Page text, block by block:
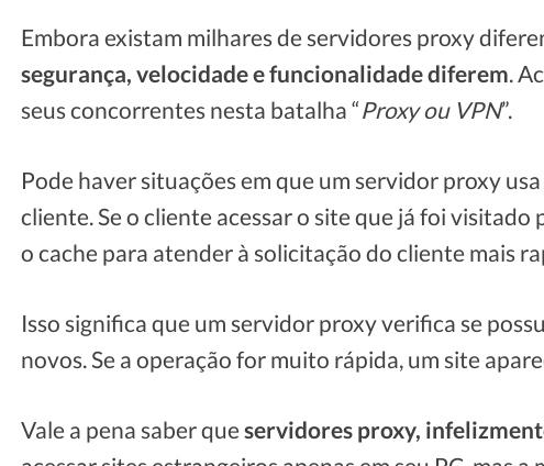
Embora existam milhares de servidores proxy
segurança, velocidade e funcionalidade diferem.
seus concorrentes nesta batalha “Proxy ou VPN”.
Pode haver situações em que um servidor proxy usa
cliente. Se o cliente acessar o site que já foi
o cache para atender à solicitação do cliente mais
Isso significa que um servidor proxy verifica se
novos. Se a operação for muito rápida, um site
Vale a pena saber que servidores proxy,